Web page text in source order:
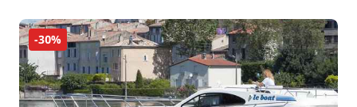
-30%